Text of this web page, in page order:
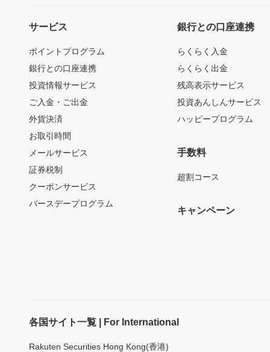
サービス
ポイントプログラム
銀行との口座連携
投資情報サービス
ご入金・ご出金
外貨決済
お取引時間
メールサービス
証券税制
クーポンサービス
バースデープログラム
銀行との口座連携
らくらく入金
らくらく出金
残高表示サービス
投資あんしんサービス
ハッピープログラム
手数料
超割コース
キャンペーン
各国サイト一覧 | For International
Rakuten Securities Hong Kong(香港)